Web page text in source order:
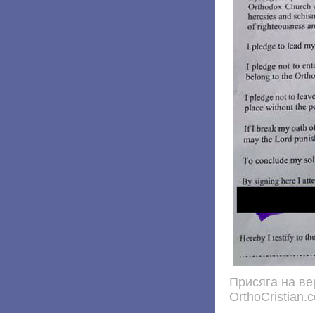
Присяга на